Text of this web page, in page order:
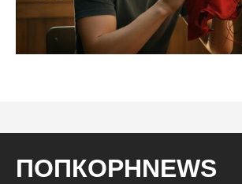
ПОПКОРНNEWS